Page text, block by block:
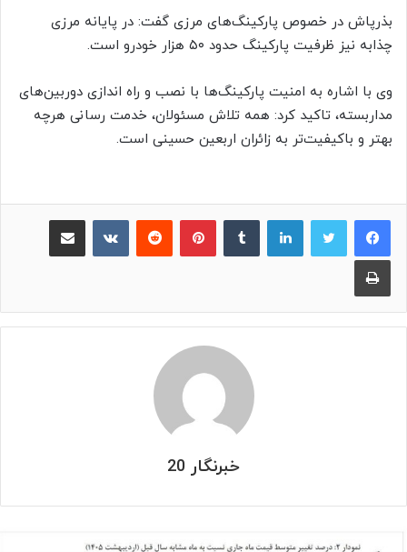
بذرپاش در خصوص پارکینگ‌های مرزی گفت: در پایانه مرزی
چذابه نیز ظرفیت پارکینگ حدود ۵۰ هزار خودرو است.
وی با اشاره به امنیت پارکینگ‌ها با نصب و راه اندازی دوربین‌های
مداربسته، تاکید کرد: همه تلاش مسئولان، خدمت رسانی هرچه
بهتر و باکیفیت‌تر به زائران اربعین حسینی است.
لینکدین پینترست ‫رددیت
چاپ
خبرنگار 20